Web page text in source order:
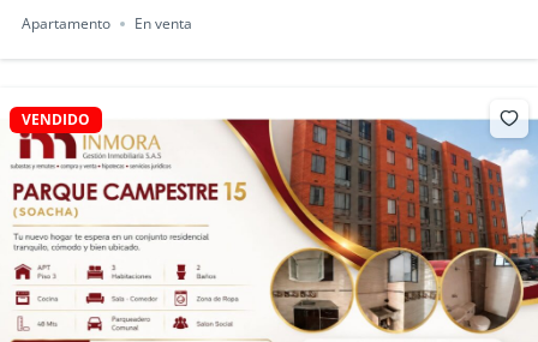
Apartamento
En venta
VENDIDO